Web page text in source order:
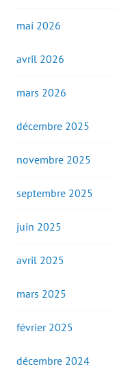
mai 2026
avril 2026
mars 2026
décembre 2025
novembre 2025
septembre 2025
juin 2025
avril 2025
mars 2025
février 2025
décembre 2024